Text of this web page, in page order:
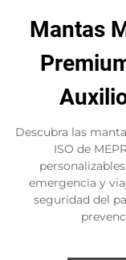
Mantas
Descubra las
ISO de
emergencia y
seguridad del